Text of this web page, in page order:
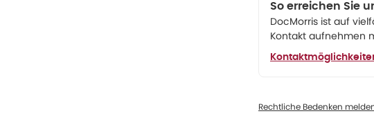
So erreichen Sie
DocMorris ist auf
Kontakt aufnehmen
Rechtliche Bedenken